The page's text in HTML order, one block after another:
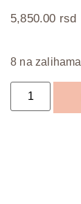
5,850.00 rsd
8 na zalihama